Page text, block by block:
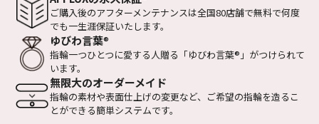
ご購入後のアフターメンテナンスは全国80店舗で無料で何度
でも一生涯保証いたします。
ゆびわ言葉®
指輪一つひとつに愛する人贈る 「ゆびわ言葉® 」がつけられて
います。
無限大のオーダーメイド
指輪の素材や表面仕上げの変更など、 ご希望の指輪を造るこ
とができる簡単システムです。